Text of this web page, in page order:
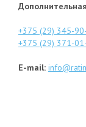
+375 (29) 345-
+375 (29) 371-
E-mail: